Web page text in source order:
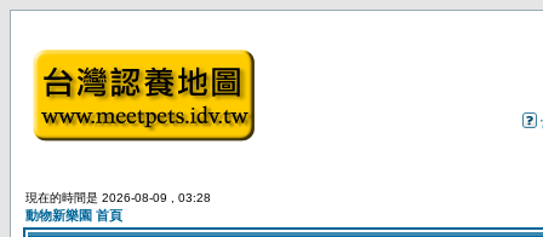
現在的時間是 2026-08-09 , 03:28
動物新樂園 首頁